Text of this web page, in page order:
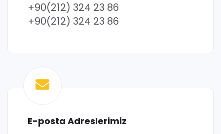
+90(212) 324 23 86
+90(212) 324 23 86
E-posta Adreslerimiz